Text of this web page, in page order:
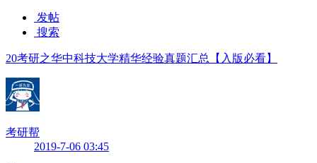
发帖
搜索
20考研之华中科技大学精华经验真题汇总【入版必看】
考研帮
2019-7-06 03:45